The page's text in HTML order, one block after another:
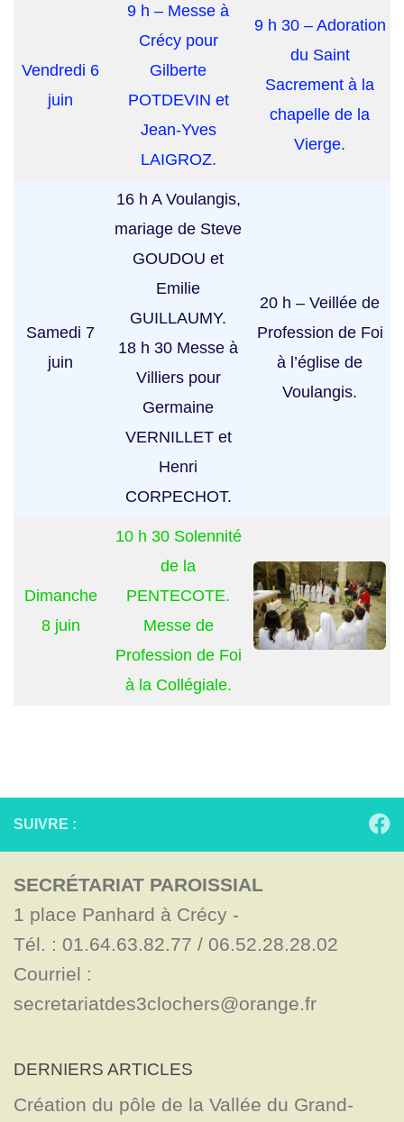
Vendredi 6
juin
9 h – Messe à
Crécy pour
Gilberte
POTDEVIN et
Jean-Yves
LAIGROZ.
9 h 30 – Adoration
du Saint
Sacrement à la
chapelle de la
Vierge.
Samedi 7
juin
16 h A Voulangis,
mariage de Steve
GOUDOU et
Emilie
GUILLAUMY.
18 h 30 Messe à
Villiers pour
Germaine
VERNILLET et
Henri
CORPECHOT.
20 h – Veillée de
Profession de Foi
à l’église de
Voulangis.
Dimanche
8 juin
10 h 30 Solennité
de la
PENTECOTE.
Messe de
Profession de Foi
à la Collégiale.
SUIVRE :
SECRÉTARIAT PAROISSIAL
1 place Panhard à Crécy -
Tél. : 01.64.63.82.77 / 06.52.28.28.02
Courriel :
secretariatdes3clochers@orange.fr
DERNIERS ARTICLES
Création du pôle de la Vallée du Grand-